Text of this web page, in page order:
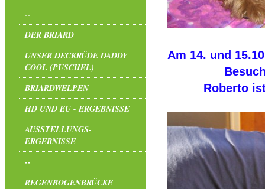
--
DER BRIARD
UNSER DECKRÜDE DADDY
COOL (PUSCHEL)
BRIARDWELPEN
HD UND EU - ERGEBNISSE
AUSSTELLUNGS-
ERGEBNISSE
--
REGENBOGENBRÜCKE
Am 14. und
Roberto